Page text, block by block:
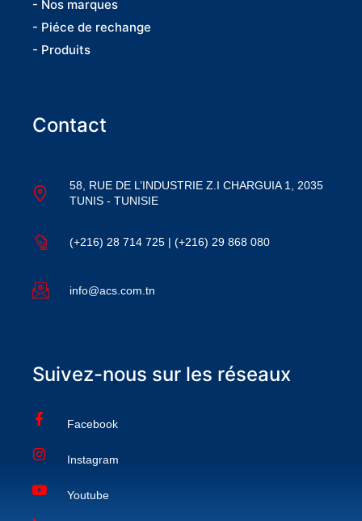
- Nos marques
- Piéce de rechange
- Produits
Contact
58, RUE DE L’INDUSTRIE Z.I CHARGUIA 1, 2035
TUNIS - TUNISIE
(+216) 28 714 725 | (+216) 29 868 080
info@acs.com.tn
Suivez-nous sur les réseaux
Facebook
Instagram
Youtube